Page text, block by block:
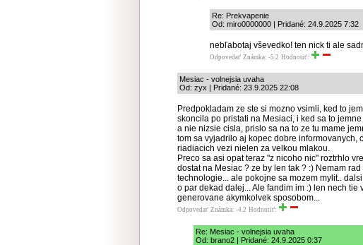
Re: Prekvapenie
Od: miro0000000 | Pridané: 24.9.2025 7:32
nebľabotaj vševedko! ten nick ti ale
Odpovedať Známka: -5.2 Hodnotiť:
Mesiac - volnejsia uvaha
Od: zyx | Pridané: 23.9.2025 22:08
Predpokladam ze ste si mozno vsimli, ked to
skoncila po pristati na Mesiaci, i ked sa to
a nie nizsie cisla, prislo sa na to ze tu mame
tom sa vyjadrilo aj kopec dobre informovanych,
riadiacich vezi nielen za velkou mlakou.
Preco sa asi opat teraz "z nicoho nic" roztrhlo
dostat na Mesiac ? ze by len tak ? :) Nemam
technologie... ale pokojne sa mozem mylit..
o par dekad dalej... Ale fandim im :) len nech
generovane akymkolvek sposobom...
Odpovedať Známka: -4.2 Hodnotiť:
Re: Mesiac - volnejsia uvaha
Od: brano2 | Pridané: 24.9.2025 0:37